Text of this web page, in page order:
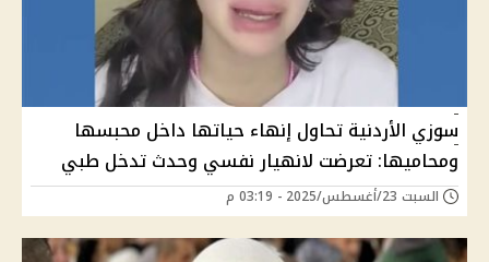
سوزي الأردنية تحاول إنهاء حياتها داخل محبسها
ومحاميها: تعرضت لانهيار نفسي وحدث تدخل طبي
السبت 23/أغسطس/2025 - 03:19 م